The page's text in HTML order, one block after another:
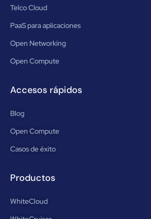
Telco Cloud
PaaS para aplicaciones
Open Networking
Open Compute
Accesos rápidos
Blog
Open Compute
Casos de éxito
Productos
WhiteCloud